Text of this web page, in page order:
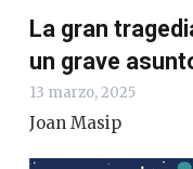
La gran
un grave
13 marzo, 2025
Joan Masip